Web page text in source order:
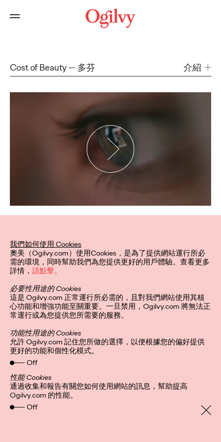
Cost of Beauty 多芬 介紹
隱私聲明
Cookies
我們如何使用 Cookies
奧美（Ogilvy.com）使用Cookies，是為了提供網站運行所必
需的環境，同時幫助我們為您提供更好的用戶體驗。查看更多
詳情， 請點擊。
必要性用途的 Cookies
這是 Ogilvy.com 正常運行所必需的，且對我們網站使用其核
心功能和增強功能至關重要。一旦禁用，Ogilvy.com 將無法正
常運行或為您提供您所需要的服務。
功能性用途的 Cookies
允許 Ogilvy.com 記住您所做的選擇，以便根據您的偏好提供
更好的功能和個性化模式。
Off
性能 Cookies
通過收集和報告有關您如何使用網站的訊息，幫助提高
Ogilvy.com 的性能。
Off